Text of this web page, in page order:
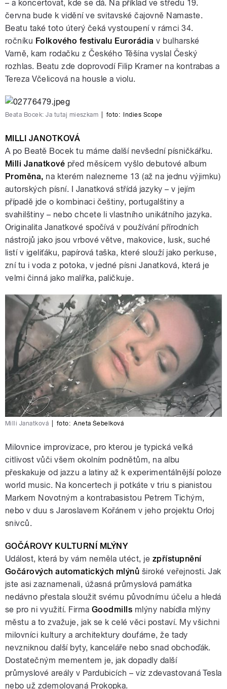
– a koncertovat, kde se dá. Na příklad ve středu 19.
června bude k vidění ve svitavské čajovně Namaste.
Beatu také toto úterý čeká vystoupení v rámci 34.
ročníku Folkového festivalu Eurorádia v bulharské
Varně, kam rodačku z Českého Těšína vyslal Český
rozhlas. Beatu zde doprovodí Filip Kramer na kontrabas a
Tereza Včelicová na housle a violu.
Beata Bocek: Ja tutaj mieszkam foto: Indies Scope
MILLI JANOTKOVÁ
A po Beatě Bocek tu máme další nevšední písničkářku.
Milli Janatkové před měsícem vyšlo debutové album
Proměna, na kterém nalezneme 13 (až na jednu výjimku)
autorských písní. I Janatková střídá jazyky – v jejím
případě jde o kombinaci češtiny, portugalštiny a
svahilštiny – nebo chcete li vlastního unikátního jazyka.
Originalita Janatkové spočívá v používání přírodních
nástrojů jako jsou vrbové větve, makovice, lusk, suché
listí v igeliťáku, papírová taška, které slouží jako perkuse,
zní tu i voda z potoka, v jedné písni Janatková, která je
velmi činná jako malířka, paličkuje.
Milli Janatková foto: Aneta Šebelková
Milovnice improvizace, pro kterou je typická velká
citlivost vůči všem okolním podnětům, na albu
přeskakuje od jazzu a latiny až k experimentálnější poloze
world music. Na koncertech ji potkáte v triu s pianistou
Markem Novotným a kontrabasistou Petrem Tichým,
nebo v duu s Jaroslavem Kořánem v jeho projektu Orloj
snivců.
GOČÁROVY KULTURNÍ MLÝNY
Událost, která by vám neměla utéct, je zpřístupnění
Gočárových automatických mlýnů široké veřejnosti. Jak
jste asi zaznamenali, úžasná průmyslová památka
nedávno přestala sloužit svému původnímu účelu a hledá
se pro ni využití. Firma Goodmills mlýny nabídla mlýny
městu a to zvažuje, jak se k celé věci postaví. My všichni
milovníci kultury a architektury doufáme, že tady
nevzniknou další byty, kanceláře nebo snad obchoďák.
Dostatečným mementem je, jak dopadly další
průmyslové areály v Pardubicích – viz zdevastovaná Tesla
nebo už zdemolovaná Prokopka.